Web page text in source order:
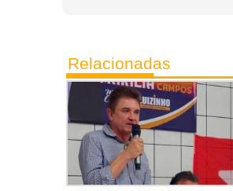
Relacionadas